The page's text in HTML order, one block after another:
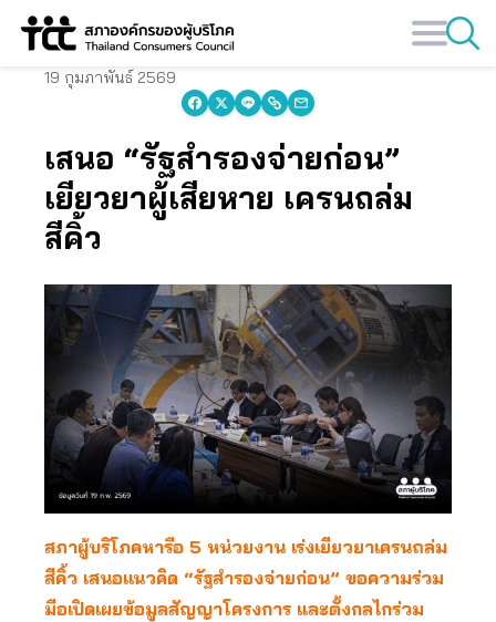
Skip
19 กุมภาพันธ์ 2569
เสนอ “รัฐสำรองจ่ายก่อน”
เยียวยาผู้เสียหาย เครนถล่ม
สีคิ้ว
สภาผู้บริโภคหารือ 5 หน่วยงาน เร่งเยียวยาเครนถล่ม
สีคิ้ว เสนอแนวคิด “รัฐสำรองจ่ายก่อน” ขอความร่วม
มือเปิดเผยข้อมูลสัญญาโครงการ และตั้งกลไกร่วม